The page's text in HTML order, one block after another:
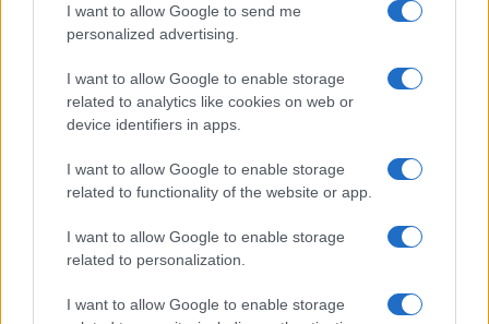
I want to allow Google to send me
personalized advertising.
I want to allow Google to enable storage
related to analytics like cookies on web or
device identifiers in apps.
I want to allow Google to enable storage
related to functionality of the website or app.
I want to allow Google to enable storage
related to personalization.
I want to allow Google to enable storage
illecite al cimitero di Prima Porta, Ama si dichiara
parte lesa. Continuano le indagini su presunte
condotte illecite nell’attività di cremazione.…
Leggi l’articolo →